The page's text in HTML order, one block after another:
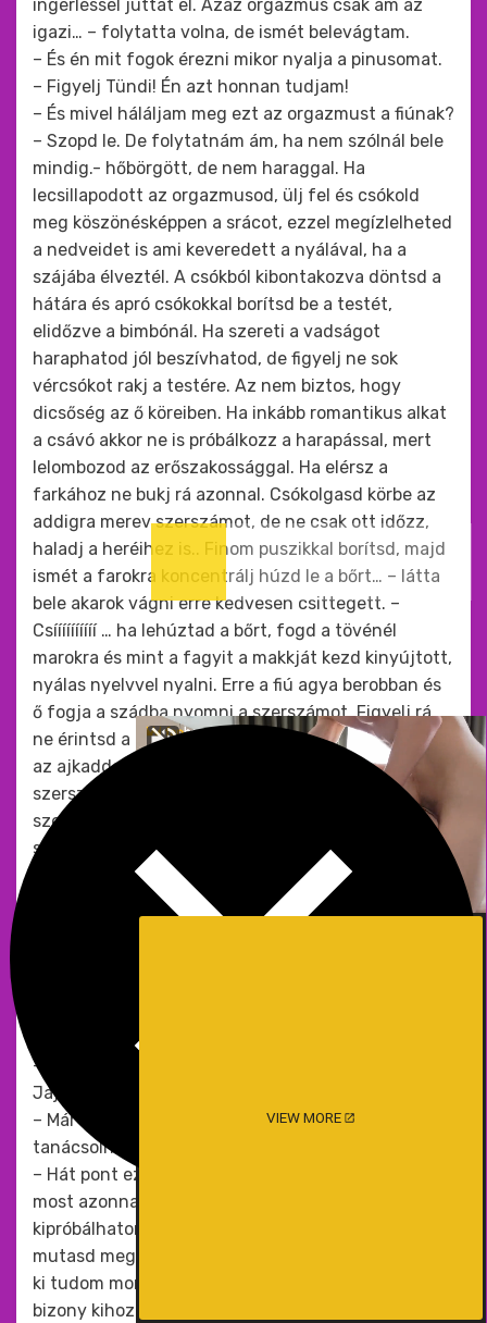
ingerléssel juttat el. Azaz orgazmus csak ám az
igazi… – folytatta volna, de ismét belevágtam.
– És én mit fogok érezni mikor nyalja a pinusomat.
– Figyelj Tündi! Én azt honnan tudjam!
– És mivel háláljam meg ezt az orgazmust a fiúnak?
– Szopd le. De folytatnám ám, ha nem szólnál bele
mindig.- hőbörgött, de nem haraggal. Ha
lecsillapodott az orgazmusod, ülj fel és csókold
meg köszönésképpen a srácot, ezzel megízlelheted
a nedveidet is ami keveredett a nyálával, ha a
szájába élveztél. A csókból kibontakozva döntsd a
hátára és apró csókokkal borítsd be a testét,
elidőzve a bimbónál. Ha szereti a vadságot
haraphatod jól beszívhatod, de figyelj ne sok
vércsókot rakj a testére. Az nem biztos, hogy
dicsőség az ő köreiben. Ha inkább romantikus alkat
a csávó akkor ne is próbálkozz a harapással, mert
lelombozod az erőszakossággal. Ha elérsz a
farkához ne bukj rá azonnal. Csókolgasd körbe az
addigra merev szerszámot, de ne csak ott időzz,
haladj a heréihez is.. Finom puszikkal borítsd, majd
ismét a farokra koncentrálj húzd le a bőrt… – látta
bele akarok vágni erre kedvesen csittegett. –
Csíííííííííí … ha lehúztad a bőrt, fogd a tövénél
marokra és mint a fagyit a makkját kezd kinyújtott,
nyálas nyelvvel nyalni. Erre a fiú agya berobban és
ő fogja a szádba nyomni a szerszámot. Figyelj rá,
ne érintsd a fogaddal előszörre, mert az fáj, hanem
az ajkaddal enyhén szorítva bólogass a
szerszámján és egyre jobban vedd a szájába a
szerszámot. Közben a nyelved se lazsáljon járjon a
szádba és nyalogasd a makkját. Ekkor gyorsíts és
már a kezed is mozgasd. Figyeld a fiú légzését és
ha már zilál, nyögdécsel készül a lavina kitörésére.
tovább és közbevágtam.
– Milyen szopni a faszt? Milyen az íze a gecinek?
Jaj Zsolt…
– Már mondtam ilyeneket én nem tudhatok! Egyet
tanácsolhatok … próbáld ki.
– Hát pont ez az! Annyira beindultam, hogy nekem
most azonnal kell egy hapsi, akivel ezt
kipróbálhatom … Zsolt … ne csak szóban taníts …
mutasd meg kérlek. Soha nem hittem, hogy ezt én
ki tudom mondani, de az izgalom és az alkohol
bizony kihozta belőlem. Akartam. Furcsán
VIEW MORE